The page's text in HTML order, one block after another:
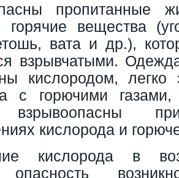
пропитанные
горячие вещества
вата и др.),
взрывчатыми.
кислородом, легко
с горючими
взрывоопасны
кислорода и
кислорода в
опасность